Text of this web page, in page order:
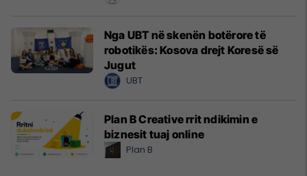
Nga UBT në skenën botërore të
robotikës: Kosova drejt Koresë së
Jugut
UBT
Plan B Creative rrit ndikimin e
biznesit tuaj online
Plan B